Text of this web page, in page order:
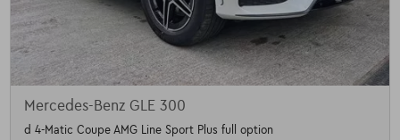
Mercedes-Benz GLE 300
d 4-Matic Coupe AMG Line Sport Plus full option